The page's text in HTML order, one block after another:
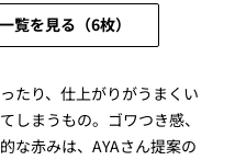
覧を見る（6枚）
たり、仕上がりがうまくい
しまうもの。ゴワつき感、
な赤みは、AYAさん提案の